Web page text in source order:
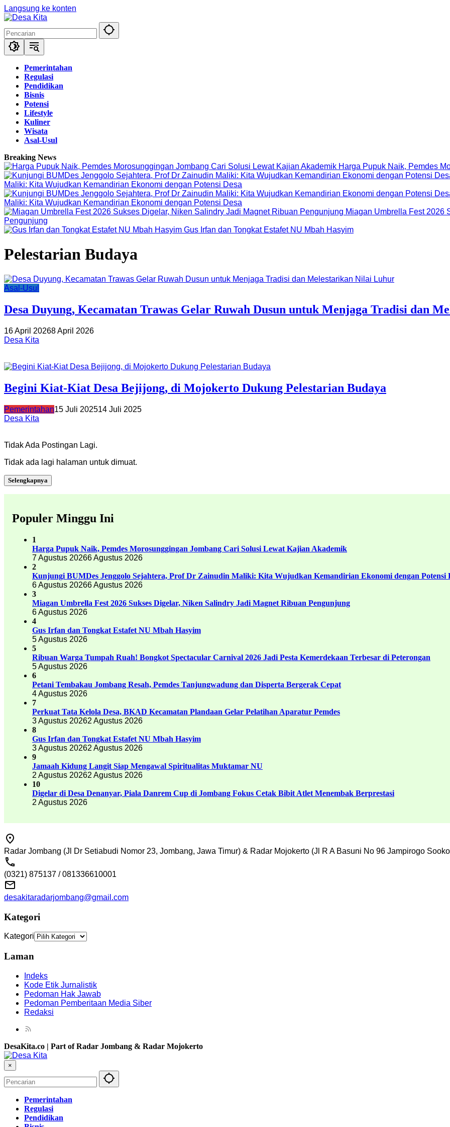
Langsung ke konten
Pemerintahan
Regulasi
Pendidikan
Bisnis
Potensi
Lifestyle
Kuliner
Wisata
Asal-Usul
Breaking News
Harga Pupuk Naik, Pemdes
Maliki: Kita Wujudkan Kemandirian Ekonomi dengan Potensi Desa
Maliki: Kita Wujudkan Kemandirian Ekonomi dengan Potensi Desa
Miagan Umbrella Fest 2026
Pengunjung
Gus Irfan dan Tongkat Estafet NU Mbah Hasyim
Pelestarian Budaya
Asal-Usul
Desa Duyung, Kecamatan Trawas Gelar Ruwah Dusun untuk Menjaga Tradisi dan
16 April 20268 April 2026
Desa Kita
Begini Kiat-Kiat Desa Bejijong, di Mojokerto Dukung Pelestarian Budaya
Pemerintahan15 Juli 202514 Juli 2025
Desa Kita
Tidak Ada Postingan Lagi.
Tidak ada lagi halaman untuk dimuat.
Selengkapnya
Populer Minggu Ini
1
Harga Pupuk Naik, Pemdes Morosunggingan Jombang Cari Solusi Lewat Kajian Akademik
7 Agustus 20266 Agustus 2026
2
Kunjungi BUMDes Jenggolo Sejahtera, Prof Dr Zainudin Maliki: Kita Wujudkan Kemandirian Ekonomi dengan Potensi
6 Agustus 20266 Agustus 2026
3
Miagan Umbrella Fest 2026 Sukses Digelar, Niken Salindry Jadi Magnet Ribuan Pengunjung
6 Agustus 2026
4
Gus Irfan dan Tongkat Estafet NU Mbah Hasyim
5 Agustus 2026
5
Ribuan Warga Tumpah Ruah! Bongkot Spectacular Carnival 2026 Jadi Pesta Kemerdekaan Terbesar di Peterongan
5 Agustus 2026
6
Petani Tembakau Jombang Resah, Pemdes Tanjungwadung dan Disperta Bergerak Cepat
4 Agustus 2026
7
Perkuat Tata Kelola Desa, BKAD Kecamatan Plandaan Gelar Pelatihan Aparatur Pemdes
3 Agustus 20262 Agustus 2026
8
Gus Irfan dan Tongkat Estafet NU Mbah Hasyim
3 Agustus 20262 Agustus 2026
9
Jamaah Kidung Langit Siap Mengawal Spiritualitas Muktamar NU
2 Agustus 20262 Agustus 2026
10
Digelar di Desa Denanyar, Piala Danrem Cup di Jombang Fokus Cetak Bibit Atlet Menembak Berprestasi
2 Agustus 2026
Radar Jombang (Jl Dr Setiabudi Nomor 23, Jombang, Jawa Timur) & Radar Mojokerto (Jl R A Basuni No 96 Jampirogo
(0321) 875137 / 081336610001
desakitaradarjombang@gmail.com
Kategori
Kategori
Laman
Indeks
Kode Etik Jurnalistik
Pedoman Hak Jawab
Pedoman Pemberitaan Media Siber
Redaksi
DesaKita.co | Part of Radar Jombang & Radar Mojokerto
×
Pemerintahan
Regulasi
Pendidikan